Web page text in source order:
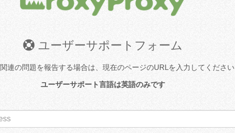
ユーザーサポートフォーム
連の問題を報告する場合は、現在のページのURLを入力してください
ユーザーサポート言語は英語のみです